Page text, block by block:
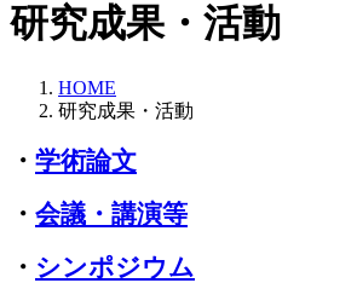
研究成果・活動
HOME
研究成果・活動
・ 学術論文
・ 会議・講演等
・ シンポジウム